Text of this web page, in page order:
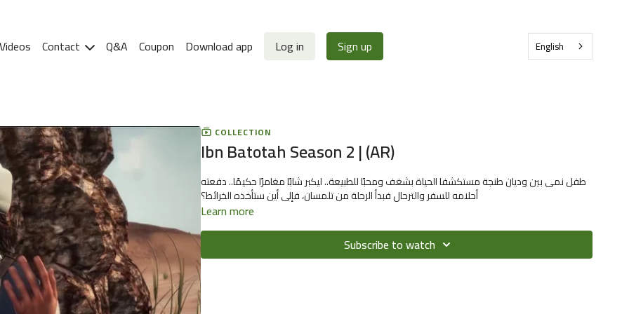
Contact Q&A Coupon Download app Log in Sign up English
COLLECTION
Ibn Batotah Season 2 | (AR)
طفل نمى بين وديان طنجة مستكشفا الحياة بشغف ومحبًا للطبيعة.. ليكبر شابًا مغامرًا حكيمًا.. دفعته
أحلامه للسفر والترحال فبدأ الرحلة من تلمسان، فإلى أين ستأخذه الخرائط؟
Learn more
Subscribe to watch